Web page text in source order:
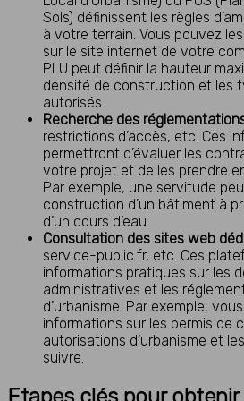
Sols) définissent les règles
à votre terrain. Vous pouvez
sur le site internet de votre
PLU peut définir la hauteur
densité de construction et les
autorisés.
Recherche des
restrictions d’accès, etc. Ces
permettront d’évaluer les
votre projet et de les prendre
Par exemple, une servitude
construction d’un bâtiment à
d’un cours d’eau.
Consultation des sites web
service-public.fr, etc. Ces
informations pratiques sur les
administratives et les
d’urbanisme. Par exemple,
informations sur les permis de
autorisations d’urbanisme et
suivre.